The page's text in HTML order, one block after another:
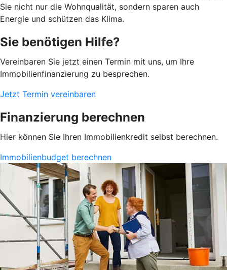
Sie nicht nur die Wohnqualität, sondern sparen auch
Energie und schützen das Klima.
Sie benötigen Hilfe?
Vereinbaren Sie jetzt einen Termin mit uns, um Ihre
Immobilienfinanzierung zu besprechen.
Jetzt Termin vereinbaren
Finanzierung berechnen
Hier können Sie Ihren Immobilienkredit selbst berechnen.
Immobilienbudget berechnen